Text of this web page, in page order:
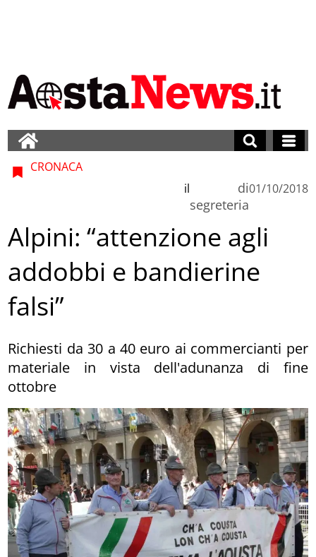
CRONACA
di
segreteria
il 01/10/2018
Alpini: “attenzione agli
addobbi e bandierine
falsi”
Richiesti da 30 a 40 euro ai commercianti per
materiale in vista dell'adunanza di fine
ottobre